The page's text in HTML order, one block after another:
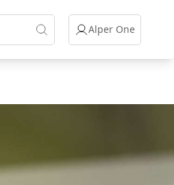
Alper One